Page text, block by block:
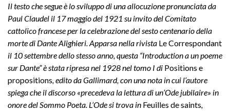
Il testo che segue è lo sviluppo di una allocuzione pronunciata da
Paul Claudel il 17 maggio del 1921 su invito del Comitato
cattolico francese per la celebrazione del sesto centenario della
morte di Dante Alighieri. Apparsa nella rivista Le Correspondant
il 10 settembre dello stesso anno, questa “Introduction a un poeme
sur Dante” è stata ripresa nel 1928 nel tomo I di Positions e
propositions , edito da Gallimard, con una nota in cui l’autore
spiega che il discorso «precedeva la lettura di un’Ode jubilaire» in
onore del Sommo Poeta. L’Ode si trova in Feuilles de saints